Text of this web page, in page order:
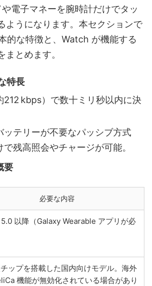
電子マネーを腕時計だけでタッ
ようになります。本セクションで
的な特徴と、Watch が機能する
まとめます。
特長
212 kbps）で数十ミリ秒以内に決
ッテリーが不要なパッシブ方式
残高照会やチャージが可能。
要
必要な内容
以降（Galaxy Wearable アプリが必
ップを搭載した国内向けモデル。海外
機能が無効化されている場合があり